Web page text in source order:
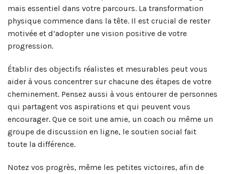
mais essentiel dans votre parcours. La transformation
physique commence dans la tête. Il est crucial de rester
motivée et d’adopter une vision positive de votre
progression.
Établir des objectifs réalistes et mesurables peut vous
aider à vous concentrer sur chacune des étapes de votre
cheminement. Pensez aussi à vous entourer de personnes
qui partagent vos aspirations et qui peuvent vous
encourager. Que ce soit une amie, un coach ou même un
groupe de discussion en ligne, le soutien social fait
toute la différence.
Notez vos progrès, même les petites victoires, afin de